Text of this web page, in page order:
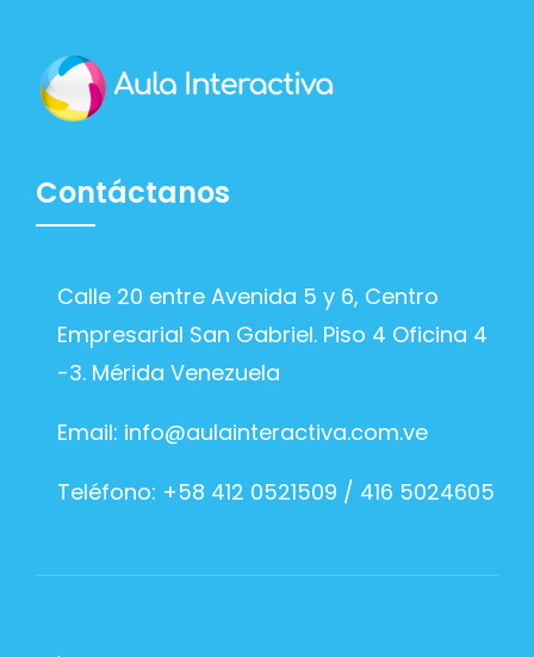
Contáctanos
Calle 20 entre Avenida 5 y 6, Centro
Empresarial San Gabriel. Piso 4 Oficina 4
-3. Mérida Venezuela
Email: info@aulainteractiva.com.ve
Teléfono: +58 412 0521509 / 416 5024605